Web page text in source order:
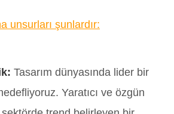
unsurları şunlardır:
Tasarım dünyasında lider bir
Yaratıcı ve özgün